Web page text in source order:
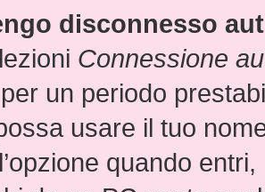
disconnesso
Connessione
un periodo
usare il tuo
quando